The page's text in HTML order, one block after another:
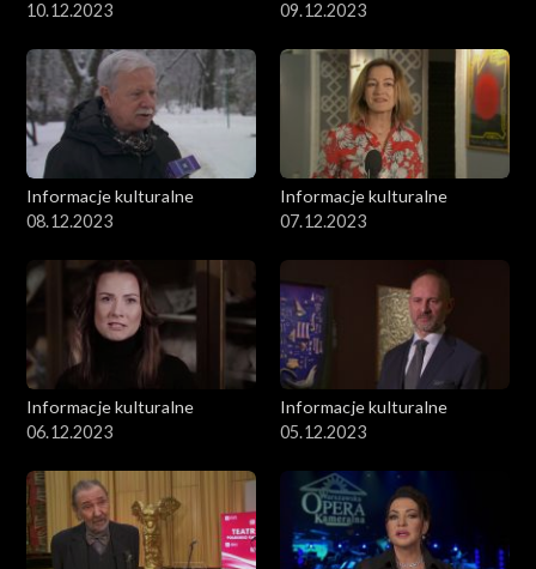
10.12.2023
09.12.2023
Informacje kulturalne
08.12.2023
Informacje kulturalne
07.12.2023
Informacje kulturalne
06.12.2023
Informacje kulturalne
05.12.2023